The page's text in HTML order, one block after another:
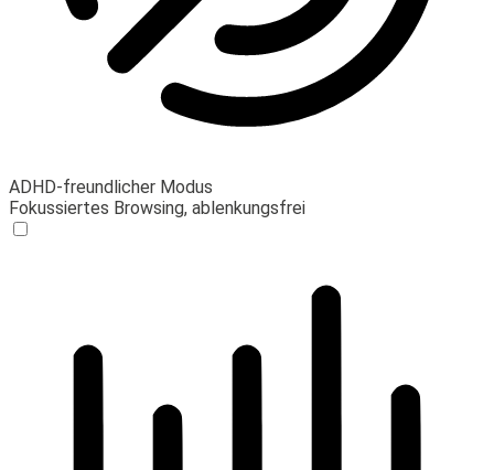
ADHD-freundlicher Modus
Fokussiertes Browsing, ablenkungsfrei